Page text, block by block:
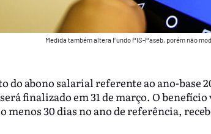
Medida também altera Fundo PIS-Paseb, porém não
do abono salarial referente ao ano-base
finalizado em 31 de março. O
menos 30 dias no ano de referência,